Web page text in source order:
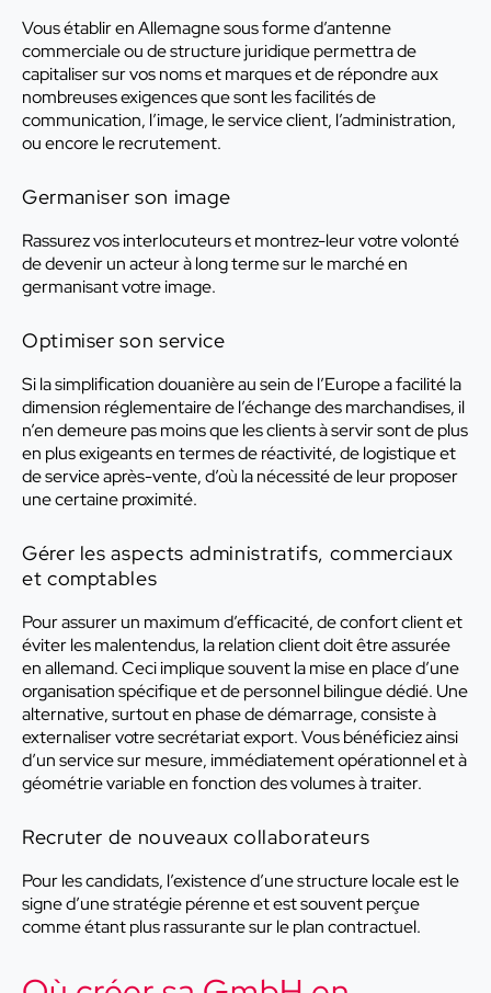
Vous établir en Allemagne sous forme d’antenne
commerciale ou de structure juridique permettra de
capitaliser sur vos noms et marques et de répondre aux
nombreuses exigences que sont les facilités de
communication, l’image, le service client, l’administration,
ou encore le recrutement.
Germaniser son image
Rassurez vos interlocuteurs et montrez-leur votre volonté
de devenir un acteur à long terme sur le marché en
germanisant votre image.
Optimiser son service
Si la simplification douanière au sein de l’Europe a facilité la
dimension réglementaire de l’échange des marchandises, il
n’en demeure pas moins que les clients à servir sont de plus
en plus exigeants en termes de réactivité, de logistique et
de service après-vente, d’où la nécessité de leur proposer
une certaine proximité.
Gérer les aspects administratifs, commerciaux
et comptables
Pour assurer un maximum d’efficacité, de confort client et
éviter les malentendus, la relation client doit être assurée
en allemand. Ceci implique souvent la mise en place d’une
organisation spécifique et de personnel bilingue dédié. Une
alternative, surtout en phase de démarrage, consiste à
externaliser votre secrétariat export. Vous bénéficiez ainsi
d’un service sur mesure, immédiatement opérationnel et à
géométrie variable en fonction des volumes à traiter.
Recruter de nouveaux collaborateurs
Pour les candidats, l’existence d’une structure locale est le
signe d’une stratégie pérenne et est souvent perçue
comme étant plus rassurante sur le plan contractuel.